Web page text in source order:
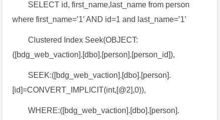
SELECT id, first_name,last_name from person
where first_name=’1′ AND id=1 and last_name=’1′
Clustered Index Seek(OBJECT:
([bdg_web_vaction].[dbo].[person].[person_id]),
SEEK:([bdg_web_vaction].[dbo].[person].
[id]=CONVERT_IMPLICIT(int,[@2],0)),
WHERE:([bdg_web_vaction].[dbo].[person].